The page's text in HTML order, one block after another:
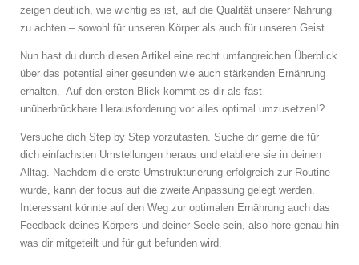
zeigen deutlich, wie wichtig es ist, auf die Qualität unserer Nahrung
zu achten – sowohl für unseren Körper als auch für unseren Geist.
Nun hast du durch diesen Artikel eine recht umfangreichen Überblick
über das potential einer gesunden wie auch stärkenden Ernährung
erhalten. Auf den ersten Blick kommt es dir als fast
unüberbrückbare Herausforderung vor alles optimal umzusetzen!?
Versuche dich Step by Step vorzutasten. Suche dir gerne die für
dich einfachsten Umstellungen heraus und etabliere sie in deinen
Alltag. Nachdem die erste Umstrukturierung erfolgreich zur Routine
wurde, kann der focus auf die zweite Anpassung gelegt werden.
Interessant könnte auf den Weg zur optimalen Ernährung auch das
Feedback deines Körpers und deiner Seele sein, also höre genau hin
was dir mitgeteilt und für gut befunden wird.